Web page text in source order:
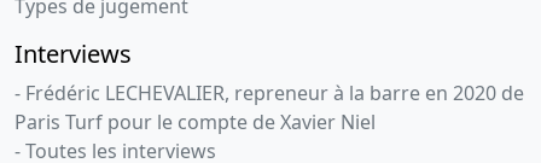
Types de jugement
Interviews
- Frédéric LECHEVALIER, repreneur à la barre en 2020 de
Paris Turf pour le compte de Xavier Niel
- Toutes les interviews